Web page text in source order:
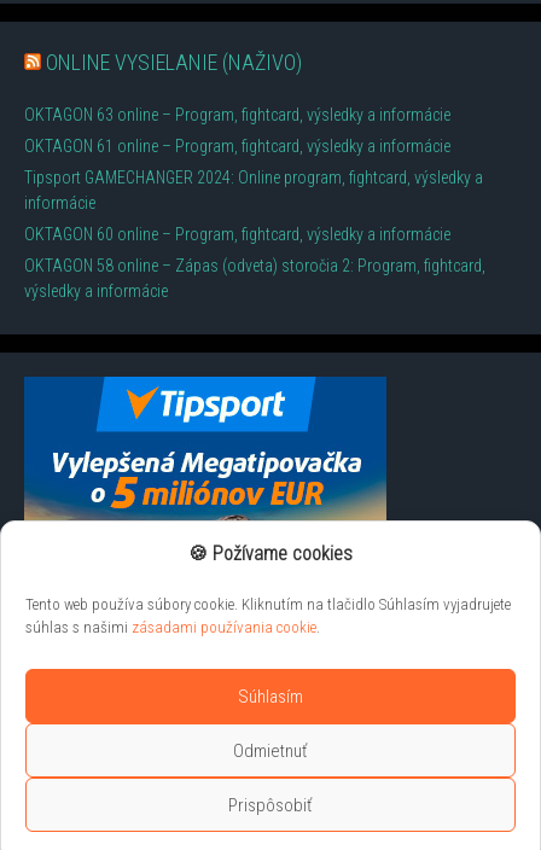
🍪 Požívame cookies
Tento web používa súbory cookie. Kliknutím na tlačidlo Súhlasím vyjadrujete
súhlas s našimi zásadami používania cookie.
Súhlasím
Odmietnuť
Prispôsobiť
ONLINE VYSIELANIE (NAŽIVO)
OKTAGON 63 online – Program, fightcard, výsledky a informácie
OKTAGON 61 online – Program, fightcard, výsledky a informácie
Tipsport GAMECHANGER 2024: Online program, fightcard, výsledky a
informácie
OKTAGON 60 online – Program, fightcard, výsledky a informácie
OKTAGON 58 online – Zápas (odveta) storočia 2: Program, fightcard,
výsledky a informácie
Liveprenosy.net © 2026